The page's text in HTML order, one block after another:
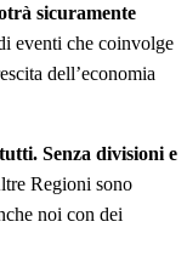
sicuramente
eventi che coinvolge
dell’economia
Senza divisioni e
Regioni sono
noi con dei